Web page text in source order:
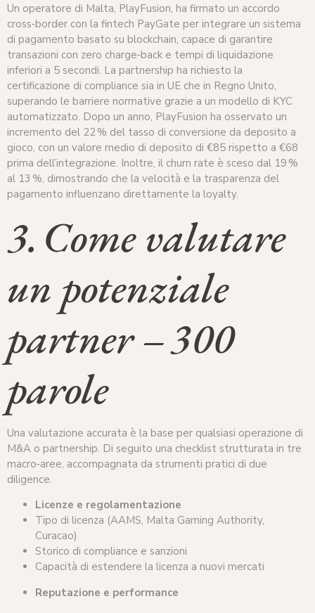
Un operatore di Malta, PlayFusion, ha firmato un accordo
cross‑border con la fintech PayGate per integrare un sistema
di pagamento basato su blockchain, capace di garantire
transazioni con zero charge‑back e tempi di liquidazione
inferiori a 5 secondi. La partnership ha richiesto la
certificazione di compliance sia in UE che in Regno Unito,
superando le barriere normative grazie a un modello di KYC
automatizzato. Dopo un anno, PlayFusion ha osservato un
incremento del 22 % del tasso di conversione da deposito a
gioco, con un valore medio di deposito di €85 rispetto a €68
prima dell’integrazione. Inoltre, il churn rate è sceso dal 19 %
al 13 %, dimostrando che la velocità e la trasparenza del
pagamento influenzano direttamente la loyalty.
3. Come valutare
un potenziale
partner – 300
parole
Una valutazione accurata è la base per qualsiasi operazione di
M&A o partnership. Di seguito una checklist strutturata in tre
macro‑aree, accompagnata da strumenti pratici di due
diligence.
Licenze e regolamentazione
Tipo di licenza (AAMS, Malta Gaming Authority,
Curacao)
Storico di compliance e sanzioni
Capacità di estendere la licenza a nuovi mercati
Reputazione e performance